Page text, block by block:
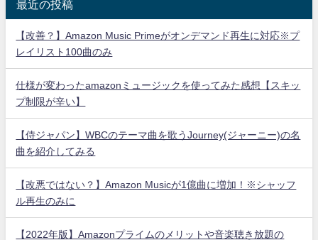
最近の投稿
【改善？】Amazon Music Primeがオンデマンド再生に対応※プ
レイリスト100曲のみ
仕様が変わったamazonミュージックを使ってみた感想【スキッ
プ制限が辛い】
【侍ジャパン】WBCのテーマ曲を歌うJourney(ジャーニー)の名
曲を紹介してみる
【改悪ではない？】Amazon Musicが1億曲に増加！※シャッフ
ル再生のみに
【2022年版】Amazonプライムのメリットや音楽聴き放題の